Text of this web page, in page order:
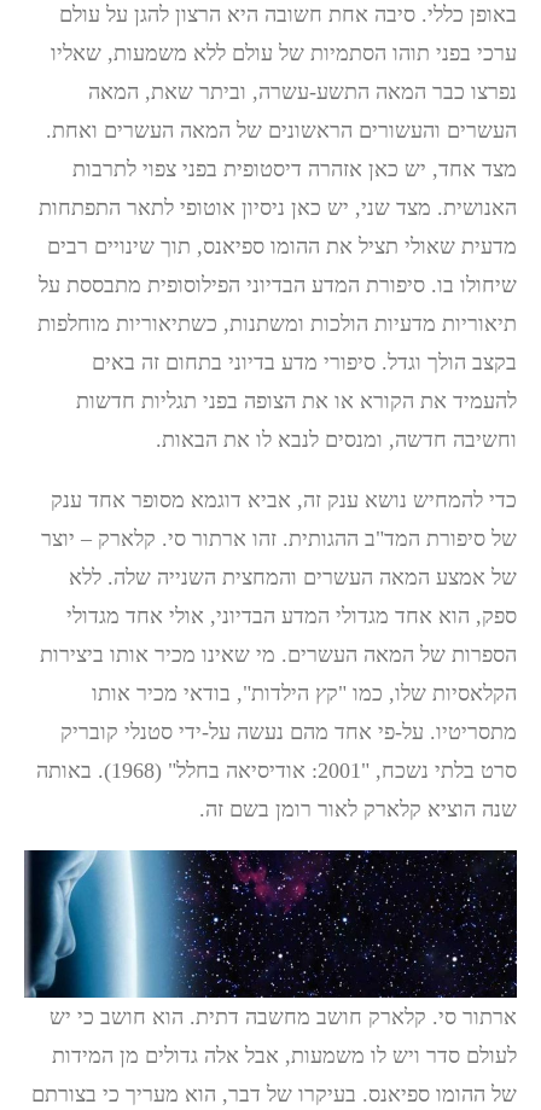
באופן כללי. סיבה אחת חשובה היא הרצון להגן על עולם
ערכי בפני תוהו הסתמיות של עולם ללא משמעות, שאליו
נפרצו כבר המאה התשע-עשרה, וביתר שאת, המאה
העשרים והעשורים הראשונים של המאה העשרים ואחת.
מצד אחד, יש כאן אזהרה דיסטופית בפני צפוי לתרבות
האנושית. מצד שני, יש כאן ניסיון אוטופי לתאר התפתחות
מדעית שאולי תציל את ההומו ספיאנס, תוך שינויים רבים
שיחולו בו. סיפורת המדע הבדיוני הפילוסופית מתבססת על
תיאוריות מדעיות הולכות ומשתנות, כשתיאוריות מוחלפות
בקצב הולך וגדל. סיפורי מדע בדיוני בתחום זה באים
להעמיד את הקורא או את הצופה בפני תגליות חדשות
וחשיבה חדשה, ומנסים לנבא לו את הבאות.
כדי להמחיש נושא ענק זה, אביא דוגמא מסופר אחד ענק
של סיפורת המד"ב ההגותית. זהו ארתור סי. קלארק – יוצר
של אמצע המאה העשרים והמחצית השנייה שלה. ללא
ספק, הוא אחד מגדולי המדע הבדיוני, אולי אחד מגדולי
הספרות של המאה העשרים. מי שאינו מכיר אותו ביצירות
הקלאסיות שלו, כמו "קץ הילדות", בודאי מכיר אותו
מתסריטיו. על-פי אחד מהם נעשה על-ידי סטנלי קובריק
סרט בלתי נשכח, "2001: אודיסיאה בחלל" (1968). באותה
שנה הוציא קלארק לאור רומן בשם זה.
ארתור סי. קלארק חושב מחשבה דתית. הוא חושב כי יש
לעולם סדר ויש לו משמעות, אבל אלה גדולים מן המידות
של ההומו ספיאנס. בעיקרו של דבר, הוא מעריך כי בצורתם